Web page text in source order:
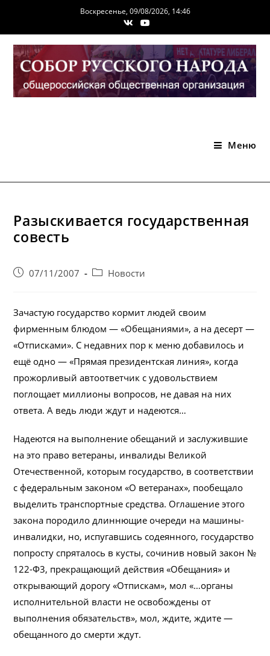
содержимому
Воскресенье, 09/08/2026, 14:46
Меню
Разыскивается государственная
совесть
Запись07/11/2007
PostНовости
Зачастую государство кормит людей своим
фирменным блюдом — «Обещаниями», а на десерт —
«Отписками». С недавних пор к меню добавилось и
ещё одно — «Прямая президентская линия», когда
прожорливый автоответчик с удовольствием
поглощает миллионы вопросов, не давая на них
ответа. А ведь люди ждут и надеются…
Надеются на выполнение обещаний и заслужившие
на это право ветераны, инвалиды Великой
Отечественной, которым государство, в соответствии
с федеральным законом «О ветеранах», пообещало
выделить транспортные средства. Оглашение этого
закона породило длиннющие очереди на машины-
инвалидки, но, испугавшись содеянного, государство
попросту спряталось в кусты, сочинив новый закон №
122-Ф3, прекращающий действия «Обещания» и
открывающий дорогу «Отпискам», мол «…органы
исполнительной власти не освобождены от
выполнения обязательств», мол, ждите, ждите —
обещанного до смерти ждут.